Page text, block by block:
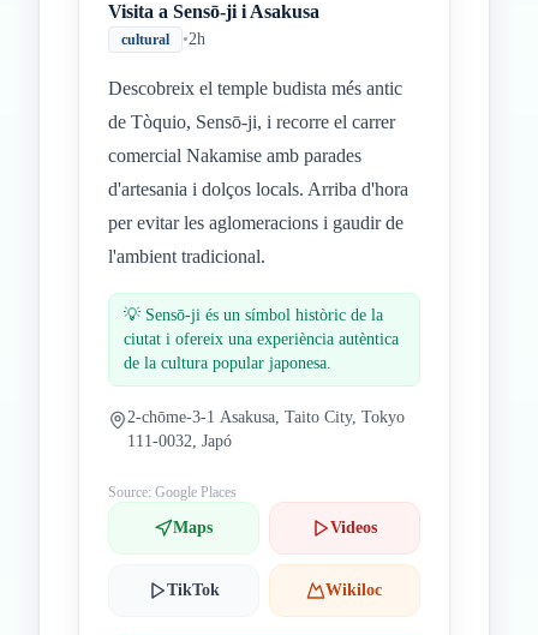
Visita a Sensō-ji i Asakusa
cultural •2h
Descobreix el temple budista més antic
de Tòquio, Sensō-ji, i recorre el carrer
comercial Nakamise amb parades
d'artesania i dolços locals. Arriba d'hora
per evitar les aglomeracions i gaudir de
l'ambient tradicional.
💡 Sensō-ji és un símbol històric de la
ciutat i ofereix una experiència autèntica
de la cultura popular japonesa.
2-chōme-3-1 Asakusa, Taito City, Tokyo
111-0032, Japó
Source: Google Places
Maps Videos
TikTok Wikiloc